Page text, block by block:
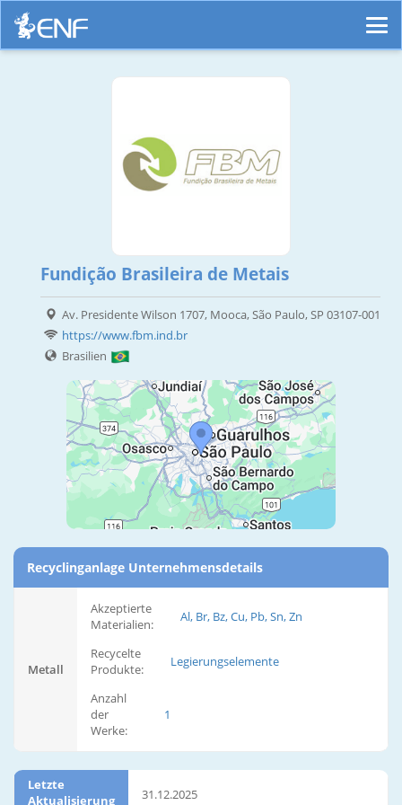
Fundição Brasileira de Metais
Av. Presidente Wilson 1707, Mooca, São Paulo, SP 03107-001
https://www.fbm.ind.br
Brasilien
Recyclinganlage Unternehmensdetails
Metall
Akzeptierte
Materialien:
Al, Br, Bz, Cu, Pb, Sn, Zn
Recycelte
Produkte:
Legierungselemente
Anzahl
der
Werke:
1
Letzte
Aktualisierung
31.12.2025